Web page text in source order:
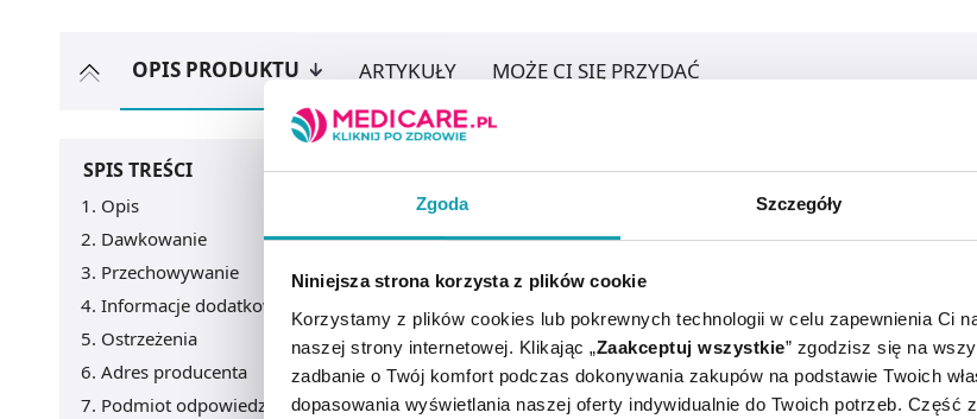
Zgoda Szczegóły
Niniejsza strona korzysta z plików cookie
Korzystamy z plików cookies lub pokrewnych technologii w celu zapewnienia Ci
naszej strony internetowej. Klikając „Zaakceptuj wszystkie” zgodzisz się na
zadbanie o Twój komfort podczas dokonywania zakupów na podstawie Twoich
dopasowania wyświetlania naszej oferty indywidualnie do Twoich potrzeb. Część
OPIS PRODUKTU ARTYKUŁY MOŻE CI SIĘ PRZYDAĆ
SPIS TREŚCI
Opis
Dawkowanie
Przechowywanie
Informacje dodatkowe
Ostrzeżenia
Adres producenta
Podmiot odpowiedzialny